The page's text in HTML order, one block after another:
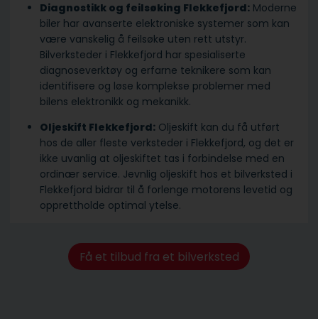
Diagnostikk og feilsøking Flekkefjord: Moderne
biler har avanserte elektroniske systemer som kan
være vanskelig å feilsøke uten rett utstyr.
Bilverksteder i Flekkefjord har spesialiserte
diagnoseverktøy og erfarne teknikere som kan
identifisere og løse komplekse problemer med
bilens elektronikk og mekanikk.
Oljeskift Flekkefjord: Oljeskift kan du få utført
hos de aller fleste verksteder i Flekkefjord, og det er
ikke uvanlig at oljeskiftet tas i forbindelse med en
ordinær service. Jevnlig oljeskift hos et bilverksted i
Flekkefjord bidrar til å forlenge motorens levetid og
opprettholde optimal ytelse.
Få et tilbud fra et bilverksted